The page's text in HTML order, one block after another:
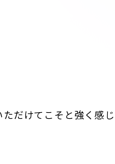
だけてこそと強く感じ